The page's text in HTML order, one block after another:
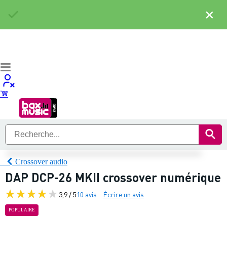
Crossover audio
DAP DCP-26 MKII crossover numérique
3,9 / 510 avis Écrire un avis
POPULAIRE
×